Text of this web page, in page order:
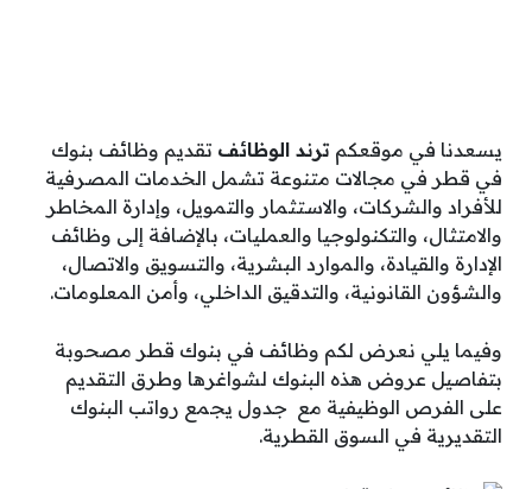
يسعدنا في موقعكم ترند الوظائف تقديم وظائف بنوك
في قطر في مجالات متنوعة تشمل الخدمات المصرفية
للأفراد والشركات، والاستثمار والتمويل، وإدارة المخاطر
والامتثال، والتكنولوجيا والعمليات، بالإضافة إلى وظائف
الإدارة والقيادة، والموارد البشرية، والتسويق والاتصال،
والشؤون القانونية، والتدقيق الداخلي، وأمن المعلومات.
وفيما يلي نعرض لكم وظائف في بنوك قطر مصحوبة
بتفاصيل عروض هذه البنوك لشواغرها وطرق التقديم
على الفرص الوظيفية مع جدول يجمع رواتب البنوك
التقديرية في السوق القطرية.